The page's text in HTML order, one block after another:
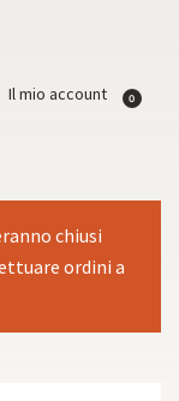
Il mio account 0
chiusi
ordini a